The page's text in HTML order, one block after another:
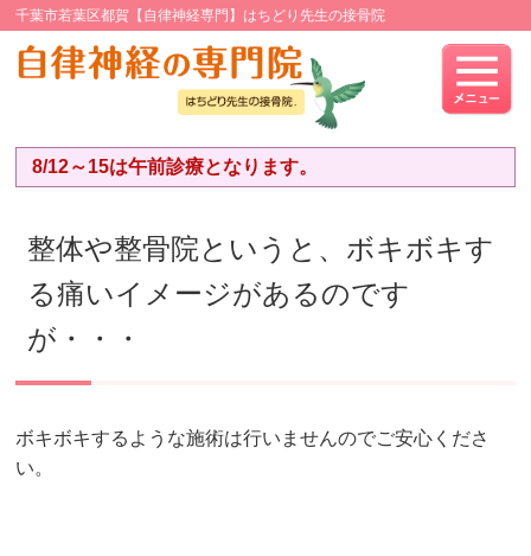
千葉市若葉区都賀【自律神経専門】はちどり先生の接骨院
8/12～15は午前診療となります。
整体や整骨院というと、ボキボキす
る痛いイメージがあるのです
が・・・
ボキボキするような施術は行いませんのでご安心くださ
い。